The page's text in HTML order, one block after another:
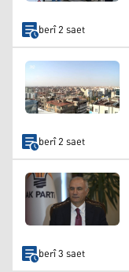
berî 2 saet
berî 2 saet
berî 3 saet